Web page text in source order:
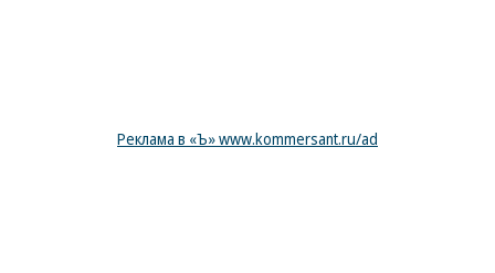
Реклама в «Ъ» www.kommersant.ru/ad